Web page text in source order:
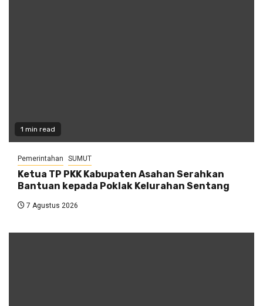
1 min read
Pemerintahan SUMUT
Ketua TP PKK Kabupaten Asahan Serahkan
Bantuan kepada Poklak Kelurahan Sentang
7 Agustus 2026